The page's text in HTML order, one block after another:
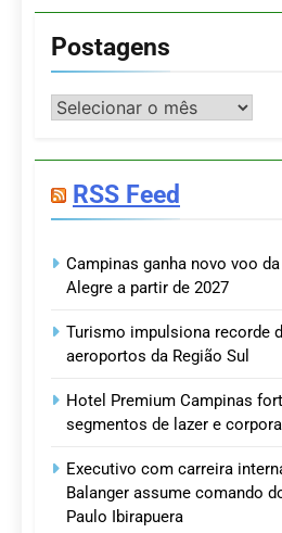
Postagens
Postagens
RSS Feed
Campinas ganha novo voo
Alegre a partir de 2027
Turismo impulsiona recorde
aeroportos da Região Sul
Hotel Premium Campinas
segmentos de lazer e
Executivo com carreira
Balanger assume comando
Paulo Ibirapuera